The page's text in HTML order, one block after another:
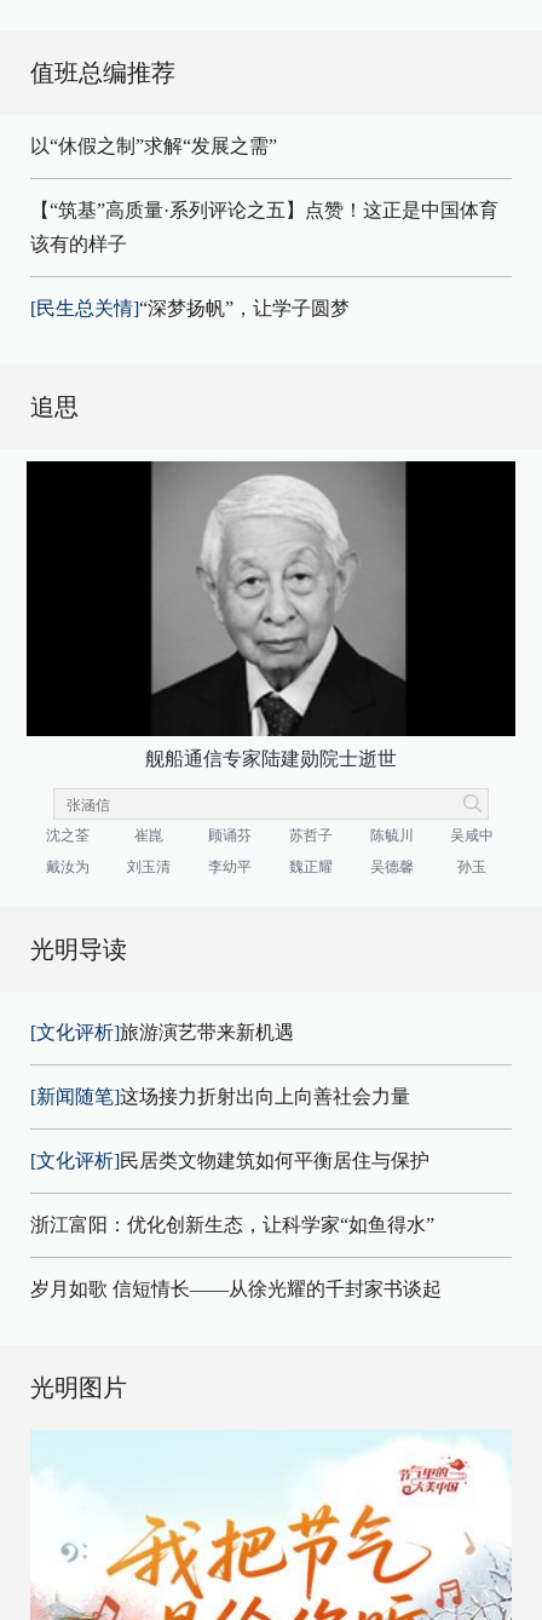
值班总编推荐
以“休假之制”求解“发展之需”
【“筑基”高质量·系列评论之五】点赞！这正是中国体育
该有的样子
[民生总关情]“深梦扬帆”，让学子圆梦
追思
舰船通信专家陆建勋院士逝世
沈之荃 崔崑 顾诵芬 苏哲子 陈毓川
吴咸中
戴汝为
刘玉清 李幼平 魏正耀 吴德馨 孙玉
光明导读
[文化评析]旅游演艺带来新机遇
[新闻随笔]这场接力折射出向上向善社会力量
[文化评析]民居类文物建筑如何平衡居住与保护
浙江富阳：优化创新生态，让科学家“如鱼得水”
岁月如歌 信短情长——从徐光耀的千封家书谈起
光明图片